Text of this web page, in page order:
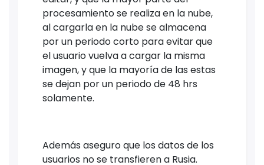
procesamiento se realiza en la nube,
al cargarla en la nube se almacena
por un periodo corto para evitar que
el usuario vuelva a cargar la misma
imagen, y que la mayoría de las estas
se dejan por un periodo de 48 hrs
solamente.
Además aseguro que los datos de los
usuarios no se transfieren a Rusia.